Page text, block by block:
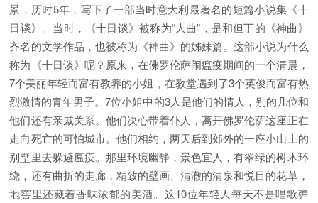
景，历时5年，写下了一部当时意大利最著名的短篇小说集《十
日谈》。当时，《十日谈》被称为“人曲”，是和但丁的《神曲》
齐名的文学作品，也被称为《神曲》的姊妹篇。这部小说为什么
称为《十日谈》呢？原来，在佛罗伦萨闹瘟疫期间的一个清晨，
7个美丽年轻而富有教养的小姐，在教堂遇到了3个英俊而富有热
烈激情的青年男子。7位小姐中的3人是他们的情人，别的几位和
他们还有亲戚关系。他们决心带着仆人，离开佛罗伦萨这座正在
走向死亡的可怕城市。他们相约，两天后到郊外的一座小山上的
别墅里去躲避瘟疫。那里环境幽静，景色宜人，有翠绿的树木环
绕，还有曲折的走廊，精致的壁画、清澈的清泉和悦目的花草，
地窖里还藏着香味浓郁的美酒。这10位年轻人每天不是唱歌弹